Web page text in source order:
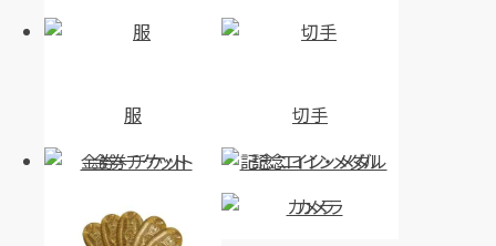
服
切手
金券・チケット
記念コイン・メダル
カメラ